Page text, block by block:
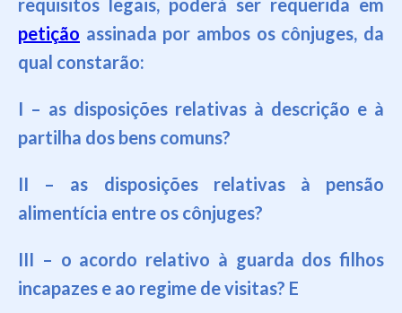
requisitos legais, poderá ser requerida em
petição assinada por ambos os cônjuges, da
qual constarão:
I – as disposições relativas à descrição e à
partilha dos bens comuns?
II – as disposições relativas à pensão
alimentícia entre os cônjuges?
III – o acordo relativo à guarda dos filhos
incapazes e ao regime de visitas? E